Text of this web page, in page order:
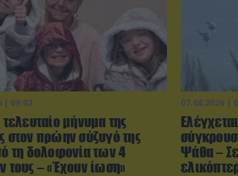
| 09:02
μήνυμα της
στον πρώην σύζυγό της
τη δολοφονία των 4
τους – «Έχουν ίωση»
07.08.2026 |
Ψάθα –